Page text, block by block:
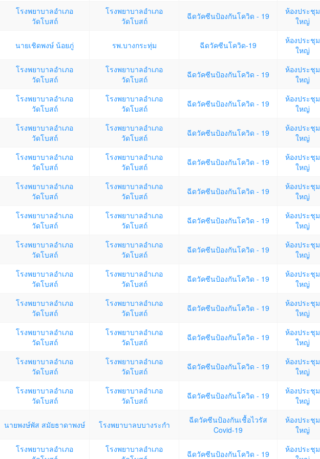
โรงพยาบาลอำเภอ
วัดโบสถ์
โรงพยาบาลอำเภอ
วัดโบสถ์
ฉีดวัคซีนป้องกันโควิด - 19
ห้องประชุม
ใหญ่
นายเชิดพงษ์ น้อยภู่ รพ.บางกระทุ่ม ฉีดวัคซีนโควิด-19
ห้องประชุม
ใหญ่
โรงพยาบาลอำเภอ
วัดโบสถ์
โรงพยาบาลอำเภอ
วัดโบสถ์
ฉีดวัคซีนป้องกันโควิด - 19
ห้องประชุม
ใหญ่
โรงพยาบาลอำเภอ
วัดโบสถ์
โรงพยาบาลอำเภอ
วัดโบสถ์
ฉีดวัคซีนป้องกันโควิด - 19
ห้องประชุม
ใหญ่
โรงพยาบาลอำเภอ
วัดโบสถ์
โรงพยาบาลอำเภอ
วัดโบสถ์
ฉีดวัคซีนป้องกันโควิด - 19
ห้องประชุม
ใหญ่
โรงพยาบาลอำเภอ
วัดโบสถ์
โรงพยาบาลอำเภอ
วัดโบสถ์
ฉีดวัคซีนป้องกันโควิด - 19
ห้องประชุม
ใหญ่
โรงพยาบาลอำเภอ
วัดโบสถ์
โรงพยาบาลอำเภอ
วัดโบสถ์
ฉีดวัคซีนป้องกันโควิด - 19
ห้องประชุม
ใหญ่
โรงพยาบาลอำเภอ
วัดโบสถ์
โรงพยาบาลอำเภอ
วัดโบสถ์
ฉีดวัคซีนป้องกันโควิด - 19
ห้องประชุม
ใหญ่
โรงพยาบาลอำเภอ
วัดโบสถ์
โรงพยาบาลอำเภอ
วัดโบสถ์
ฉีดวัคซีนป้องกันโควิด - 19
ห้องประชุม
ใหญ่
โรงพยาบาลอำเภอ
วัดโบสถ์
โรงพยาบาลอำเภอ
วัดโบสถ์
ฉีดวัคซีนป้องกันโควิด - 19
ห้องประชุม
ใหญ่
โรงพยาบาลอำเภอ
วัดโบสถ์
โรงพยาบาลอำเภอ
วัดโบสถ์
ฉีดวัคซีนป้องกันโควิด - 19
ห้องประชุม
ใหญ่
โรงพยาบาลอำเภอ
วัดโบสถ์
โรงพยาบาลอำเภอ
วัดโบสถ์
ฉีดวัคซีนป้องกันโควิด - 19
ห้องประชุม
ใหญ่
โรงพยาบาลอำเภอ
วัดโบสถ์
โรงพยาบาลอำเภอ
วัดโบสถ์
ฉีดวัคซีนป้องกันโควิด - 19
ห้องประชุม
ใหญ่
โรงพยาบาลอำเภอ
วัดโบสถ์
โรงพยาบาลอำเภอ
วัดโบสถ์
ฉีดวัคซีนป้องกันโควิด - 19
ห้องประชุม
ใหญ่
นายพงษ์พัส สมัยธาดาพงษ์ โรงพยาบาลบบางระกำ
ฉีดวัคซีนป้องกันเชื้อไวรัส
Covid-19
ห้องประชุม
ใหญ่
โรงพยาบาลอำเภอ
โรงพยาบาลอำเภอ
ฉีดวัคซีนป้องกันโควิด - 19
ห้องประชุม